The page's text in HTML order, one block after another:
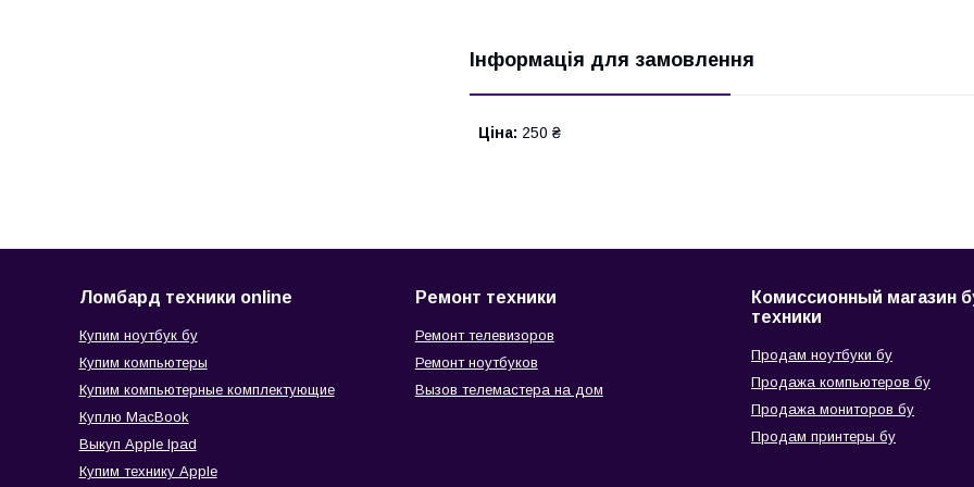
Інформація для замовлення
Ціна: 250 ₴
Ломбард техники online
Купим ноутбук бу
Купим компьютеры
Купим компьютерные комплектующие
Куплю MacBook
Выкуп Apple Ipad
Купим технику Apple
Ремонт техники
Ремонт телевизоров
Ремонт ноутбуков
Вызов телемастера на дом
Комиссионный магазин
техники
Продам ноутбуки бу
Продажа компьютеров бу
Продажа мониторов бу
Продам принтеры бу